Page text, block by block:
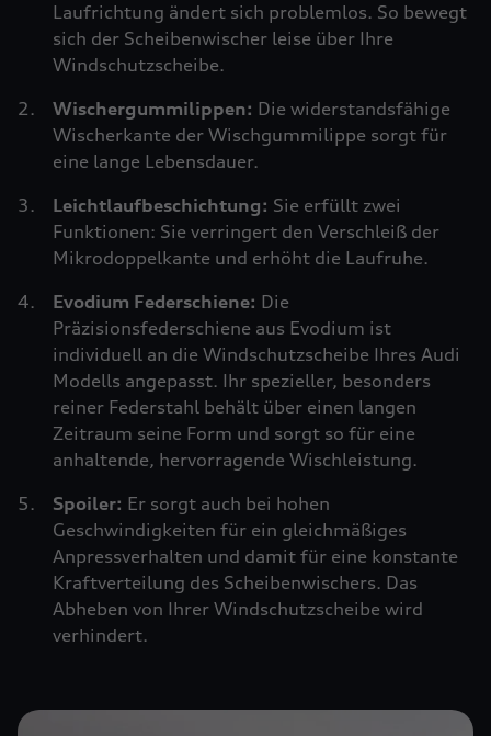
Laufrichtung ändert sich problemlos. So bewegt
sich der Scheibenwischer leise über Ihre
Windschutzscheibe.
Wischergummilippen: Die widerstandsfähige
Wischerkante der Wischgummilippe sorgt für
eine lange Lebensdauer.
Leichtlaufbeschichtung: Sie erfüllt zwei
Funktionen: Sie verringert den Verschleiß der
Mikrodoppelkante und erhöht die Laufruhe.
Evodium Federschiene: Die
Präzisionsfederschiene aus Evodium ist
individuell an die Windschutzscheibe Ihres Audi
Modells angepasst. Ihr spezieller, besonders
reiner Federstahl behält über einen langen
Zeitraum seine Form und sorgt so für eine
anhaltende, hervorragende Wischleistung.
Spoiler: Er sorgt auch bei hohen
Geschwindigkeiten für ein gleichmäßiges
Anpressverhalten und damit für eine konstante
Kraftverteilung des Scheibenwischers. Das
Abheben von Ihrer Windschutzscheibe wird
verhindert.